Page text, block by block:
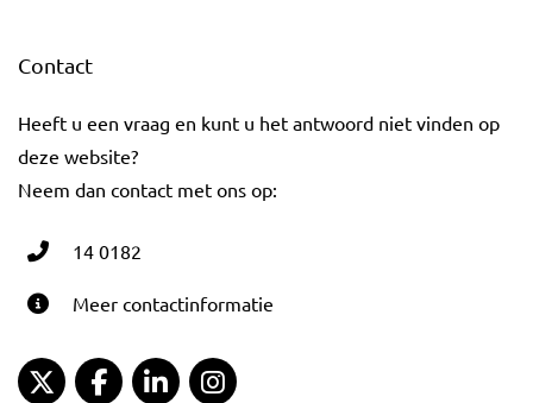
Contact
Heeft u een vraag en kunt u het antwoord niet vinden op
deze website?
Neem dan contact met ons op:
14 0182
Meer contactinformatie
Gemeente Gouda Twitter
Gemeente Gouda Facebook
Gemeente Gouda LinkedIn